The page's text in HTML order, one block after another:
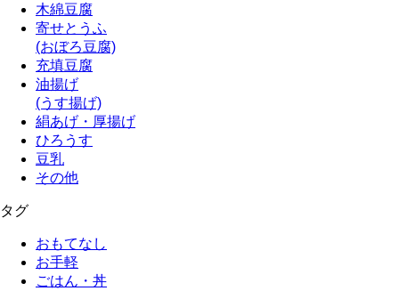
木綿豆腐
寄せとうふ
(おぼろ豆腐)
充填豆腐
油揚げ
(うす揚げ)
絹あげ・厚揚げ
ひろうす
豆乳
その他
タグ
おもてなし
お手軽
ごはん・丼